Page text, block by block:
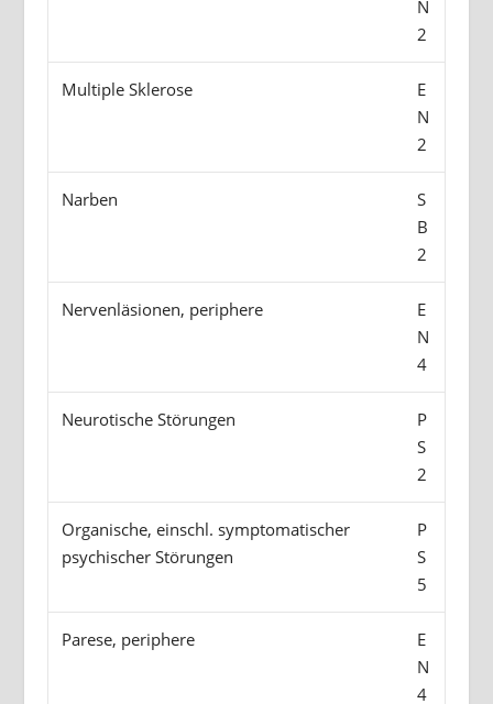
N
2
Multiple Sklerose
E
N
2
Narben
S
B
2
Nervenläsionen, periphere
E
N
4
Neurotische Störungen
P
S
2
Organische, einschl. symptomatischer
psychischer Störungen
P
S
5
Parese, periphere
E
N
4